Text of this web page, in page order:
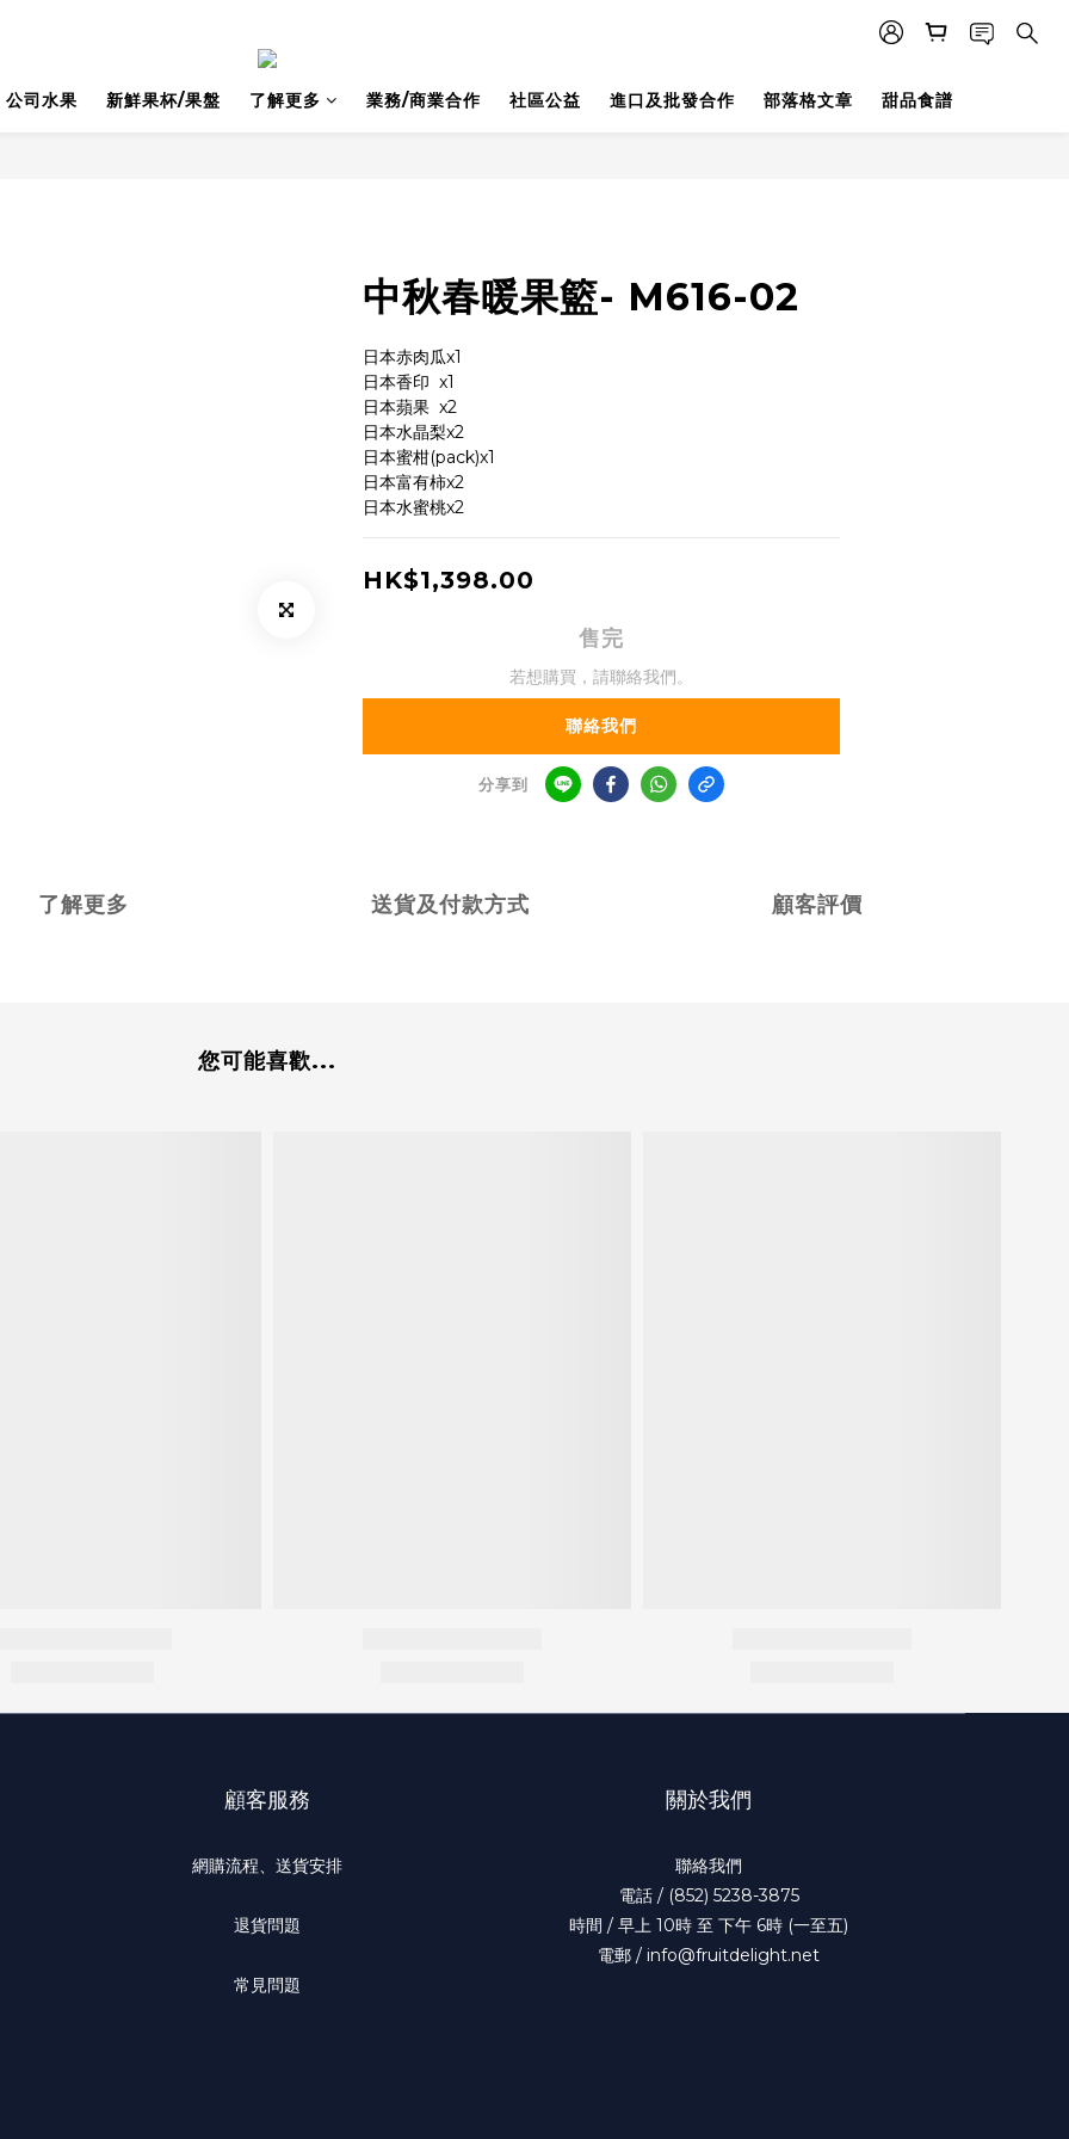
公司水果 新鮮果杯/果盤 了解更多 業務/商業合作 社區公益 進口及批發合作 部落格文章 甜品食譜
中秋春暖果籃- M616-02
日本赤肉瓜x1
日本香印	x1
日本蘋果	x2
日本水晶梨x2
日本蜜柑(pack)x1
日本富有柿x2
日本水蜜桃x2
HK$1,398.00
售完
若想購買，請聯絡我們。
聯絡我們
分享到
了解更多 送貨及付款方式 顧客評價
您可能喜歡...
顧客服務
網購流程、送貨安排
退貨問題
常見問題
關於我們
聯絡我們
電話 / (852) 5238-3875
時間 / 早上 10時 至 下午 6時 (一至五)
電郵 / info@fruitdelight.net